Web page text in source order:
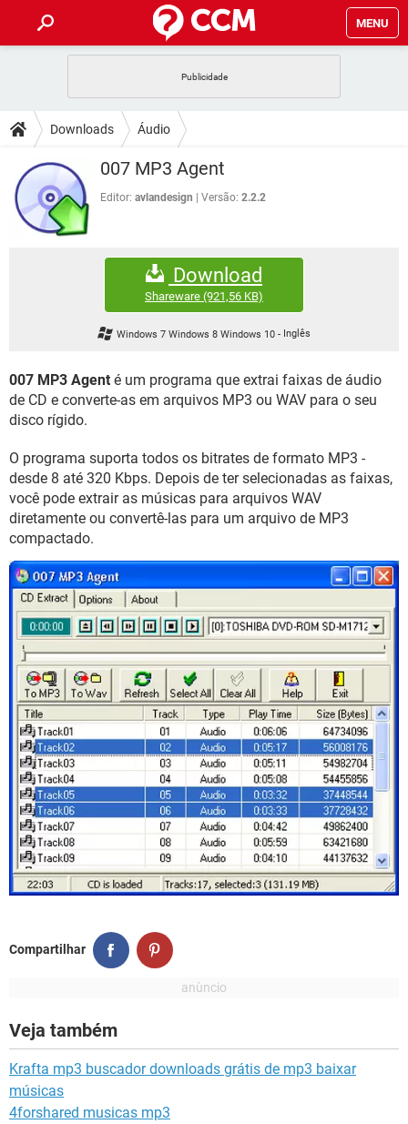
MENU
CELULAR
OUTLOOK EXCEL
INSTAGRAM GMAIL
GUIA DE COMPRAS
DICAS
JOGOS
CELULAR
OUTLOOK
DOWNLOADS
JOGOS WHATSAPP
CELULAR
EXCEL
GMAIL
FÓRUM
FACEBOOK
EXCEL
GMAIL
WHATSAPP
INSTAGRAM GMAIL
GUIA DE COMPRAS
Downloads Áudio
007 MP3 Agent
Editor: avlandesign Versão: 2.2.2
Download
Shareware (921,56 KB)
Windows 7 Windows 8 Windows 10 - Inglês
007 MP3 Agent é um programa que extrai faixas de áudio
de CD e converte-as em arquivos MP3 ou WAV para o seu
disco rígido.
O programa suporta todos os bitrates de formato MP3 -
desde 8 até 320 Kbps. Depois de ter selecionadas as faixas,
você pode extrair as músicas para arquivos WAV
diretamente ou convertê-las para um arquivo de MP3
compactado.
Compartilhar
Veja também
Krafta mp3 buscador downloads grátis de mp3 baixar
músicas
4forshared musicas mp3